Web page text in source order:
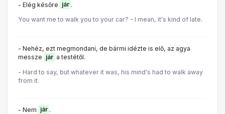
- Elég későre jár .
You want me to walk you to your car? - I mean, it's kind of late.
- Nehéz, ezt megmondani, de bármi idézte is elő, az agya
messze jár a testétől.
- Hard to say, but whatever it was, his mind's had to walk away
from it.
- Nem jár .